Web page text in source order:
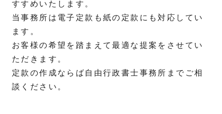
すすめいたします。
当事務所は電子定款も紙の定款にも対応してい
ます。
お客様の希望を踏まえて最適な提案をさせてい
ただきます。
定款の作成ならば自由行政書士事務所までご相
談ください。